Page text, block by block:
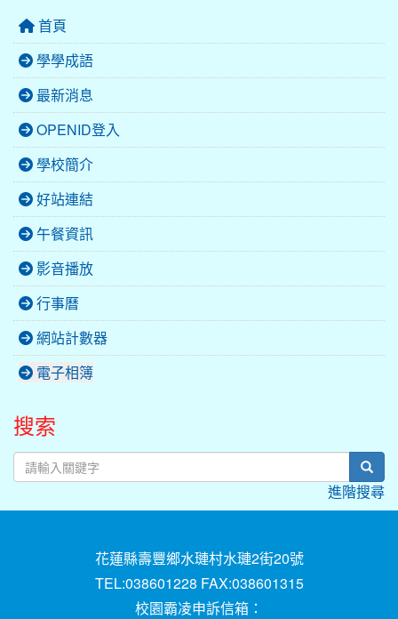
首頁
學學成語
最新消息
OPENID登入
學校簡介
好站連結
午餐資訊
影音播放
行事曆
網站計數器
電子相簿
搜索
進階搜尋
花蓮縣壽豐鄉水璉村水璉2街20號
TEL:038601228 FAX:038601315
校園霸凌申訴信箱：